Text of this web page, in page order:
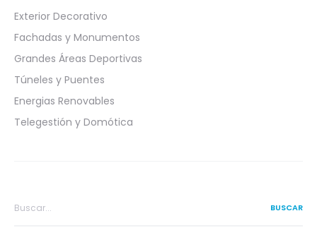
Exterior Decorativo
Fachadas y Monumentos
Grandes Áreas Deportivas
Túneles y Puentes
Energias Renovables
Telegestión y Domótica